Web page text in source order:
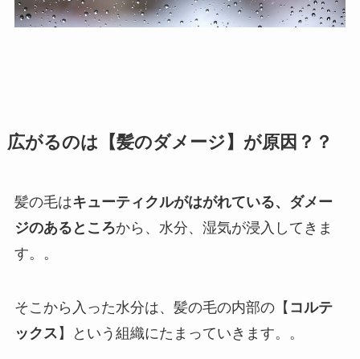
広がるのは 【髪のダメージ】 が原因？？
髪の毛はキューティクルがはがれている、ダメー
ジのあるところから、水分、湿気が浸入してきま
す。。
そこから入った水分は、髪の毛の内部の【 コルテ
ックス 】という組織にたまっていきます。。